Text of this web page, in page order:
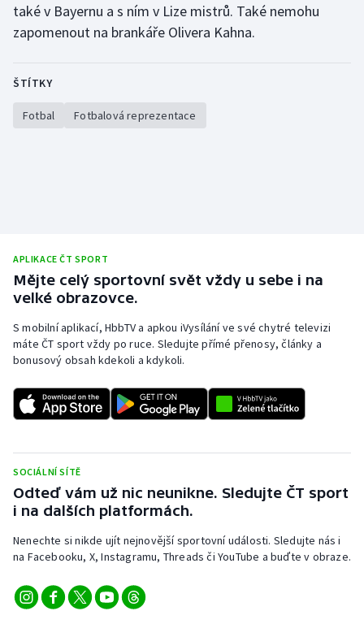
také v Bayernu a s ním v Lize mistrů. Také nemohu
zapomenout na brankáře Olivera Kahna.
ŠTÍTKY
Fotbal Fotbalová reprezentace
APLIKACE ČT SPORT
Mějte celý sportovní svět vždy u sebe i na
velké obrazovce.
S mobilní aplikací, HbbTV a apkou iVysílání ve své chytré televizi
máte ČT sport vždy po ruce. Sledujte přímé přenosy, články a
bonusový obsah kdekoli a kdykoli.
SOCIÁLNÍ SÍTĚ
Odteď vám už nic neunikne. Sledujte ČT sport
i na dalších platformách.
Nenechte si nikde ujít nejnovější sportovní události. Sledujte nás i
na Facebooku, X, Instagramu, Threads či YouTube a buďte v obraze.